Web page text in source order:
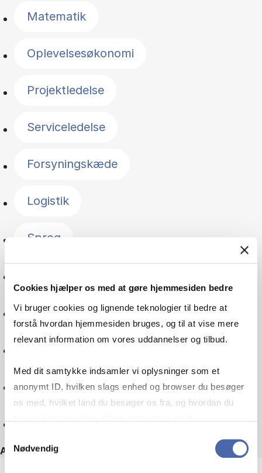
Cookies hjælper os med at gøre hjemmesiden bedre
Vi bruger cookies og lignende teknologier til bedre at
forstå hvordan hjemmesiden bruges, og til at vise mere
relevant information om vores uddannelser og tilbud.
Med dit samtykke indsamler vi oplysninger som et
anonymt ID, hvilken slags enhed og browser du besøger
os med, hvilket land du besøger os fra, og hvordan du
markedsføring. Du bestemmer selv - og kan altid trække
Nødvendig
Matematik
Oplevelsesøkonomi
Projektledelse
Serviceledelse
Forsyningskæde
Logistik
Sprog
Kultur
Virksomheder
Andre filtre